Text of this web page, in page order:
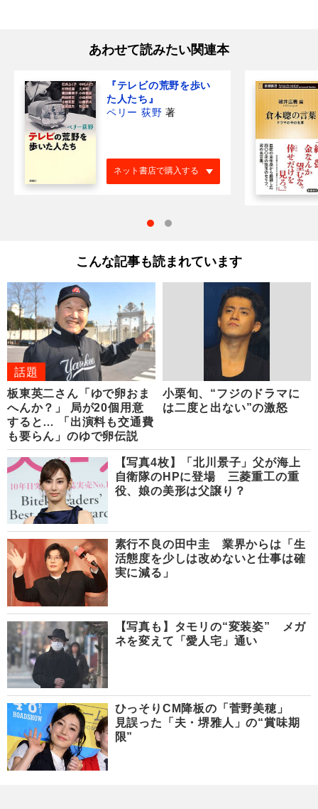
あわせて読みたい関連本
『テレビの荒野を歩い
た人たち』
ペリー 荻野 著
ネット書店で購入する
こんな記事も読まれています
話題
板東英二さん「ゆで卵おま
へんか？」 局が20個用意
すると… 「出演料も交通費
も要らん」のゆで卵伝説
小栗旬、“フジのドラマに
は二度と出ない”の激怒
【写真4枚】「北川景子」父が海上
自衛隊のHPに登場 三菱重工の重
役、娘の美形は父譲り？
素行不良の田中圭 業界からは「生
活態度を少しは改めないと仕事は確
実に減る」
【写真も】タモリの“変装姿” メガ
ネを変えて「愛人宅」通い
ひっそりCM降板の「菅野美穂」
見誤った「夫・堺雅人」の“賞味期
限”